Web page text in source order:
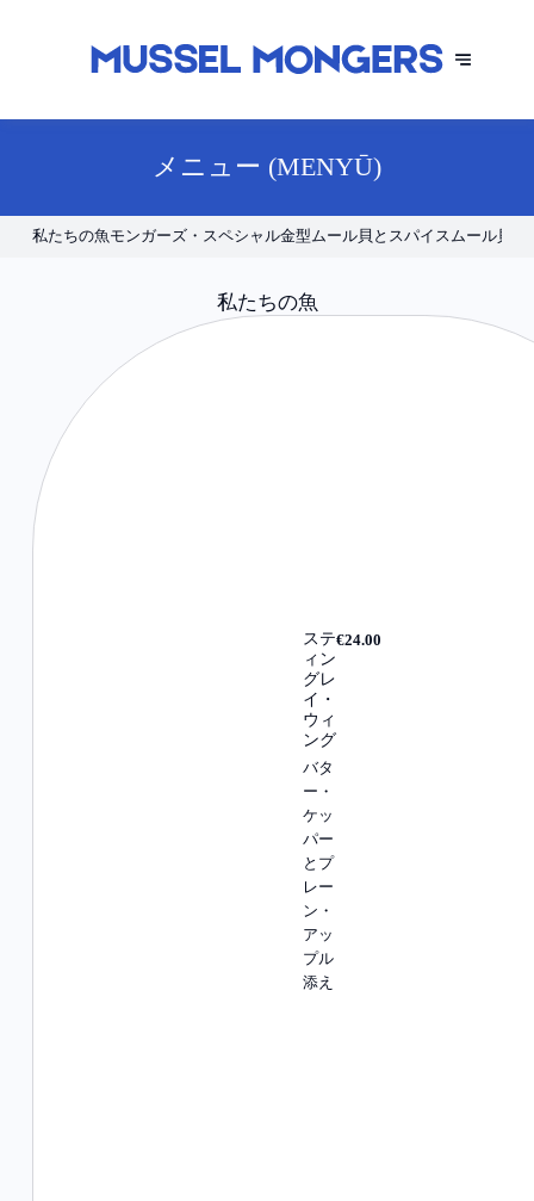
メニュー (MENYŪ)
私たちの魚モンガーズ・スペシャル金型ムール貝とスパイスムール貝の
私たちの魚
ステ
ィン
グレ
イ・
ウィ
ング
バタ
ー・
ケッ
パー
とプ
レー
ン・
アッ
プル
添え
€24.00